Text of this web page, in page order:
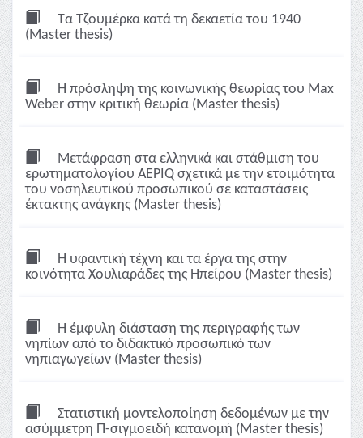
Τα Τζουμέρκα κατά τη δεκαετία του 1940
(Master thesis)
Η πρόσληψη της κοινωνικής θεωρίας του Max
Weber στην κριτική θεωρία (Master thesis)
Μετάφραση στα ελληνικά και στάθμιση του
ερωτηματολογίου AEPIQ σχετικά με την ετοιμότητα
του νοσηλευτικού προσωπικού σε καταστάσεις
έκτακτης ανάγκης (Master thesis)
Η υφαντική τέχνη και τα έργα της στην
κοινότητα Χουλιαράδες της Ηπείρου (Master thesis)
Η έμφυλη διάσταση της περιγραφής των
νηπίων από το διδακτικό προσωπικό των
νηπιαγωγείων (Master thesis)
Στατιστική μοντελοποίηση δεδομένων με την
ασύμμετρη Π-σιγμοειδή κατανομή (Master thesis)